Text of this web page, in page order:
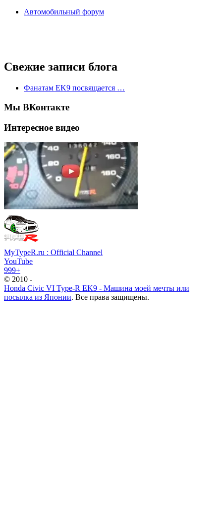
Автомобильный форум
Свежие записи блога
Фанатам EK9 посвящается …
Мы ВКонтакте
Интересное видео
MyTypeR.ru : Official Channel
YouTube
999+
© 2010 -
Honda Civic VI Type-R EK9 - Машина моей мечты или
посылка из Японии. Все права защищены.